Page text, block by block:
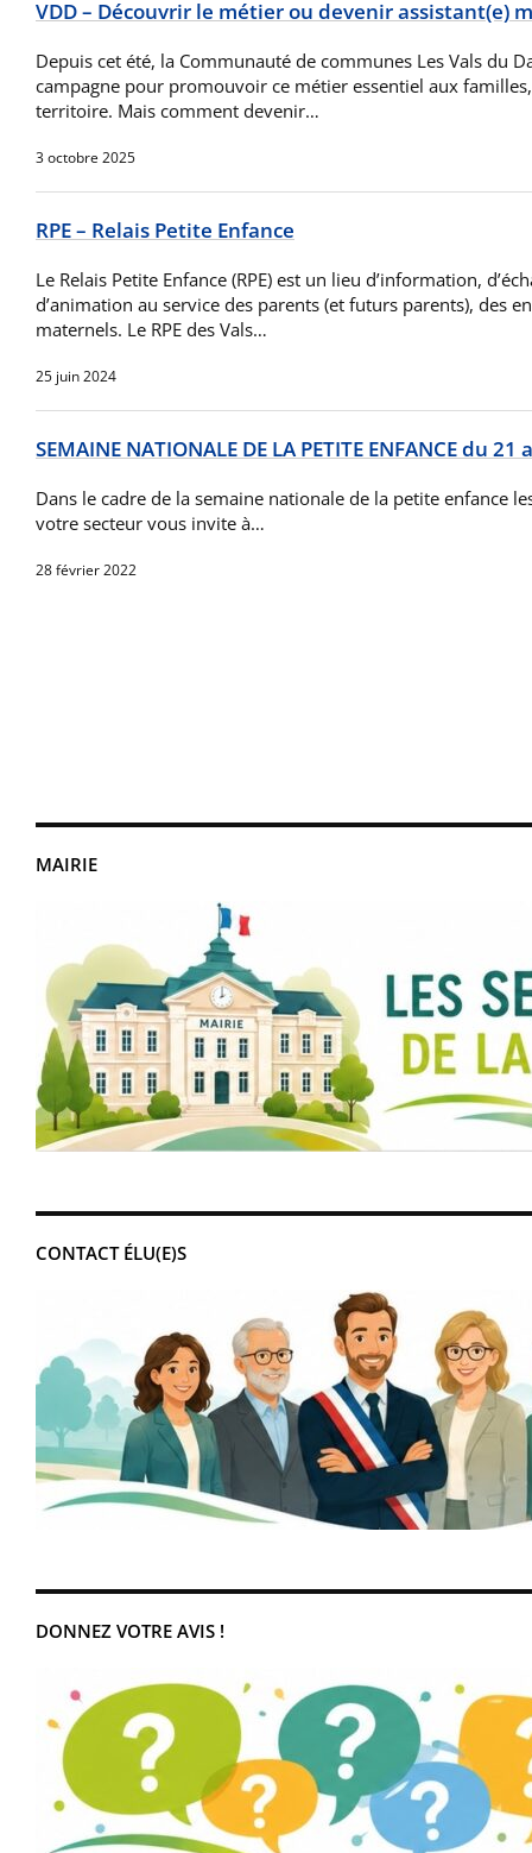
MAIRIE
CONTACT ÉLU(E)S
DONNEZ VOTRE AVIS !
VDD – Découvrir le métier ou devenir assistant(e)
Depuis cet été, la Communauté de communes Les Vals du
campagne pour promouvoir ce métier essentiel aux
territoire. Mais comment devenir…
3 octobre 2025
RPE – Relais Petite Enfance
Le Relais Petite Enfance (RPE) est un lieu d’information,
d’animation au service des parents (et futurs parents), des
maternels. Le RPE des Vals…
25 juin 2024
SEMAINE NATIONALE DE LA PETITE ENFANCE du
Dans le cadre de la semaine nationale de la petite enfance
votre secteur vous invite à…
28 février 2022